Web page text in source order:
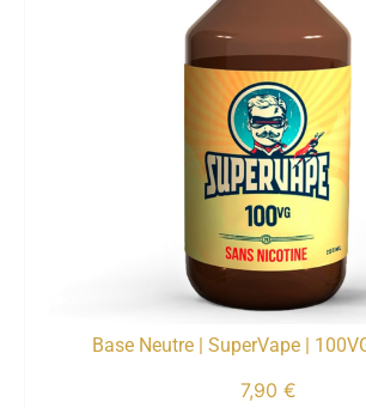
Base Neutre | SuperVape |
7,90 €